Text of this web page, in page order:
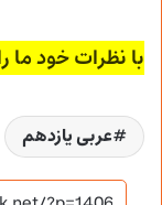
با نظرات خود ما
عربی یازدهم